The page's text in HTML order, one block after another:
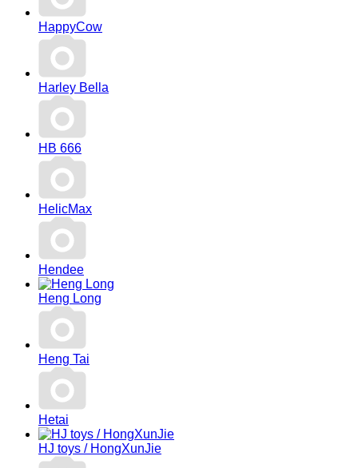
HappyCow
Harley Bella
HB 666
HelicMax
Hendee
Heng Long
Heng Tai
Hetai
HJ toys / HongXunJie